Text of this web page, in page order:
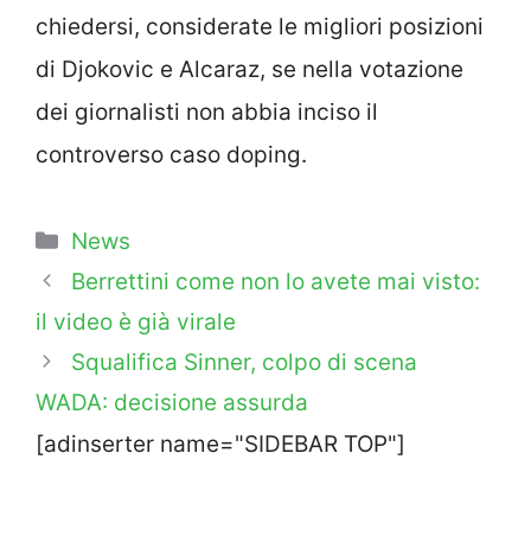
chiedersi, considerate le migliori posizioni
di Djokovic e Alcaraz, se nella votazione
dei giornalisti non abbia inciso il
controverso caso doping.
Categorie
News
Berrettini come non lo avete mai visto:
il video è già virale
Squalifica Sinner, colpo di scena
WADA: decisione assurda
[adinserter name="SIDEBAR TOP"]